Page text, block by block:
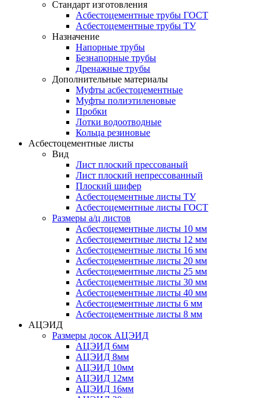
Стандарт изготовления
Асбестоцементные трубы ГОСТ
Асбестоцементные трубы ТУ
Назначение
Напорные трубы
Безнапорные трубы
Дренажные трубы
Дополнительные материалы
Муфты асбестоцементные
Муфты полиэтиленовые
Пробки
Лотки водоотводные
Кольца резиновые
Асбестоцементные листы
Вид
Лист плоский прессованый
Лист плоский непрессованный
Плоский шифер
Асбестоцементные листы ТУ
Асбестоцементные листы ГОСТ
Размеры а/ц листов
Асбестоцементные листы 10 мм
Асбестоцементные листы 12 мм
Асбестоцементные листы 16 мм
Асбестоцементные листы 20 мм
Асбестоцементные листы 25 мм
Асбестоцементные листы 30 мм
Асбестоцементные листы 40 мм
Асбестоцементные листы 6 мм
Асбестоцементные листы 8 мм
АЦЭИД
Размеры досок АЦЭИД
АЦЭИД 6мм
АЦЭИД 8мм
АЦЭИД 10мм
АЦЭИД 12мм
АЦЭИД 16мм